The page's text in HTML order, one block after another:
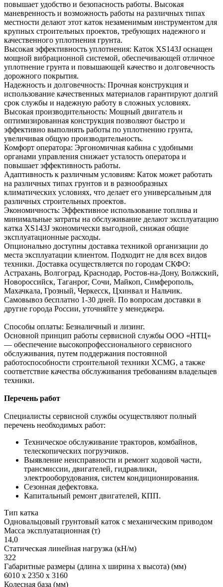
повышает удобство и безопасность работы. Высокая
маневренность и возможность работы на различных типах
местности делают этот каток незаменимым инструментом для
крупных строительных проектов, требующих надежного и
качественного уплотнения грунта.
Высокая эффективность уплотнения: Каток XS143J оснащен
мощной вибрационной системой, обеспечивающей отличное
уплотнение грунта и повышающей качество и долговечность
дорожного покрытия.
Надежность и долговечность: Прочная конструкция и
использование качественных материалов гарантируют долгий
срок службы и надежную работу в сложных условиях.
Высокая производительность: Мощный двигатель и
оптимизированная конструкция позволяют быстро и
эффективно выполнять работы по уплотнению грунта,
увеличивая общую производительность.
Комфорт оператора: Эргономичная кабина с удобными
органами управления снижает усталость оператора и
повышает эффективность работы.
Адаптивность к различным условиям: Каток может работать
на различных типах грунтов и в разнообразных
климатических условиях, что делает его универсальным для
различных строительных проектов.
Экономичность: Эффективное использование топлива и
минимальные затраты на обслуживание делают эксплуатацию
катка XS143J экономически выгодной, снижая общие
эксплуатационные расходы.
Опционально доступны доставка техникой организации до
места эксплуатации клиентом. Подходит не для всех видов
техники. Доставка осуществляется по городам СКФО:
Астрахань, Волгоград, Краснодар, Ростов-на-Дону, Волжский,
Новороссийск, Таганрог, Сочи, Майкоп, Симферополь,
Махачкала, Грозный, Черкесск, Цхинвал и Нальчик.
Самовывоз бесплатно 1-30 дней. По вопросам доставки в
другие города России, уточняйте у менеджера.
Способы оплаты: Безналичный и лизинг.
Основной принцип работы сервисной службы ООО «НТЦ»
— обеспечение высокопрофессионального сервисного
обслуживания, путем поддержания постоянной
работоспособности строительной техники XCMG, а также
соответствие качества обслуживания требованиям владельцев
техники.
Перечень работ
Специалисты сервисной службы осуществляют полный
перечень необходимых работ:
Техническое обслуживание тракторов, комбайнов,
телескопических погрузчиков.
Выявление неисправности и ремонт ходовой части,
трансмиссии, двигателей, гидравлики,
электрооборудования, систем кондиционирования.
Сезонная дефектовка.
Капитальный ремонт двигателей, КПП.
Тип катка
Одновальцовый грунтовый каток с механическим приводом
Масса эксплуатационная (т)
14,0
Статическая линейная нагрузка (кН/м)
322
Габаритные размеры (длина х ширина х высота) (мм)
6010 х 2350 х 3160
Колесная база (мм)